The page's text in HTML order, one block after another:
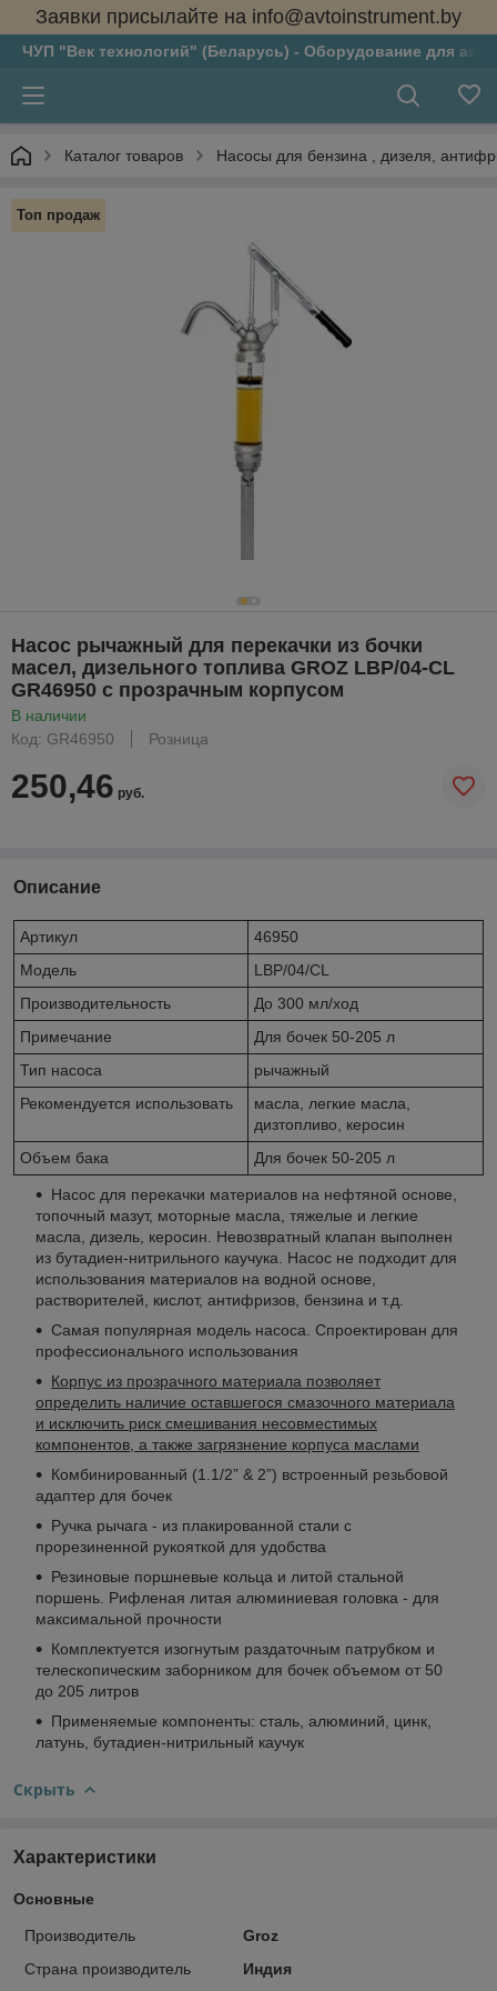
Заявки присылайте на info@avtoinstrument.by
ЧУП "Век технологий" (Беларусь) - Оборудование для
Каталог товаров Насосы для бензина , дизеля,
Топ продаж
Насос рычажный для перекачки из бочки
масел, дизельного топлива GROZ LBP/04-CL
GR46950 с прозрачным корпусом
В наличии
Код: GR46950
Розница
250,46 руб.
Описание
Артикул
46950
Модель
LBP/04/CL
Производительность
До 300 мл/ход
Примечание
Для бочек 50-205 л
Тип насоса
рычажный
Рекомендуется использовать
масла, легкие масла,
дизтопливо, керосин
Объем бака
Для бочек 50-205 л
Насос для перекачки материалов на нефтяной основе,
топочный мазут, моторные масла, тяжелые и легкие
масла, дизель, керосин. Невозвратный клапан выполнен
из бутадиен-нитрильного каучука. Насос не подходит для
использования материалов на водной основе,
растворителей, кислот, антифризов, бензина и т.д.
Самая популярная модель насоса. Спроектирован для
профессионального использования
Корпус из прозрачного материала позволяет
определить наличие оставшегося смазочного материала
и исключить риск смешивания несовместимых
компонентов, а также загрязнение корпуса маслами
Комбинированный (1.1/2” & 2”) встроенный резьбовой
адаптер для бочек
Ручка рычага - из плакированной стали с
прорезиненной рукояткой для удобства
Резиновые поршневые кольца и литой стальной
поршень. Рифленая литая алюминиевая головка - для
максимальной прочности
Комплектуется изогнутым раздаточным патрубком и
телескопическим заборником для бочек объемом от 50
до 205 литров
Применяемые компоненты: сталь, алюминий, цинк,
латунь, бутадиен-нитрильный каучук
Скрыть
Характеристики
Основные
Производитель
Groz
Страна производитель
Индия